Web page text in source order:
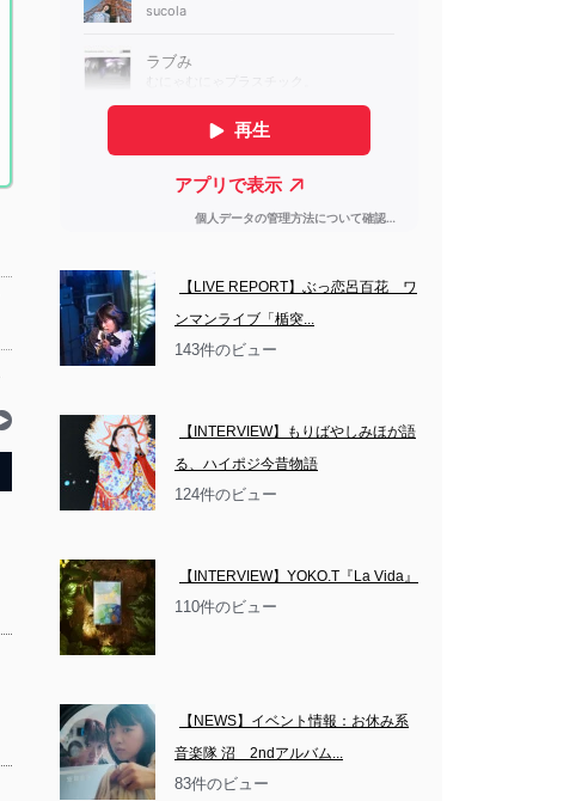
【LIVE REPORT】ぶっ恋呂百花　ワ
ンマンライブ「楯突...
143件のビュー
【INTERVIEW】もりばやしみほが語
る、ハイポジ今昔物語
124件のビュー
【INTERVIEW】YOKO.T『La Vida』
110件のビュー
【NEWS】イベント情報：お休み系
音楽隊 沼　2ndアルバム...
83件のビュー